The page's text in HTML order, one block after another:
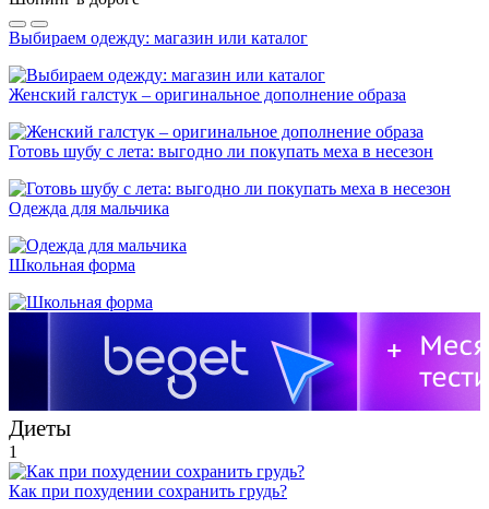
Выбираем одежду: магазин или каталог
Женский галстук – оригинальное дополнение образа
Готовь шубу с лета: выгодно ли покупать меха в несезон
Одежда для мальчика
Школьная форма
Диеты
1
Как при похудении сохранить грудь?